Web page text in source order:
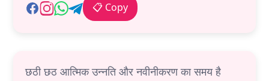
📋 Copy
छठी छठ आत्मिक उन्नति और नवीनीकरण का समय है